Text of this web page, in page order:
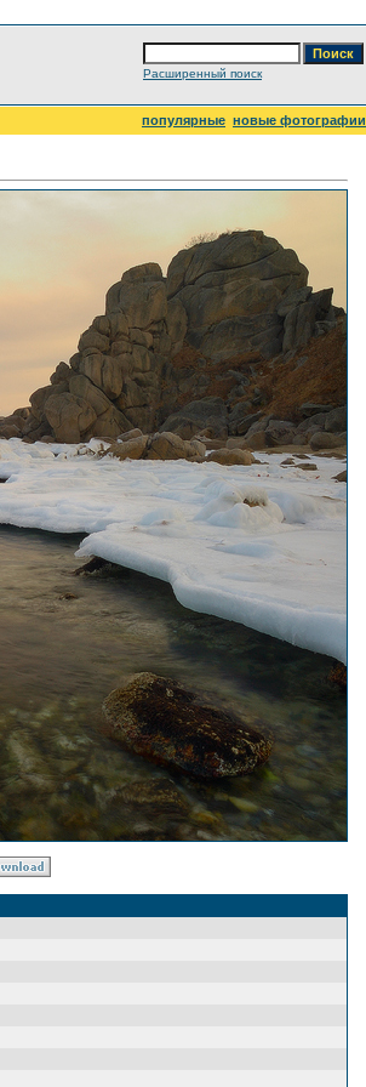
Расширенный поиск
популярные новые фотографии